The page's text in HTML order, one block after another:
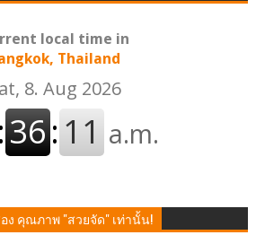
local time in
Thailand
อง คุณภาพ "สวยจัด" เท่านั้น!